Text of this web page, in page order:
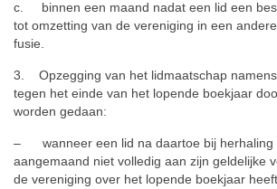
c. binnen een maand nadat een lid een
tot omzetting van de vereniging in een
fusie.
3. Opzegging van het lidmaatschap
tegen het einde van het lopende boekjaar
worden gedaan:
– wanneer een lid na daartoe bij herhaling
aangemaand niet volledig aan zijn geldelijke
de vereniging over het lopende boekjaar